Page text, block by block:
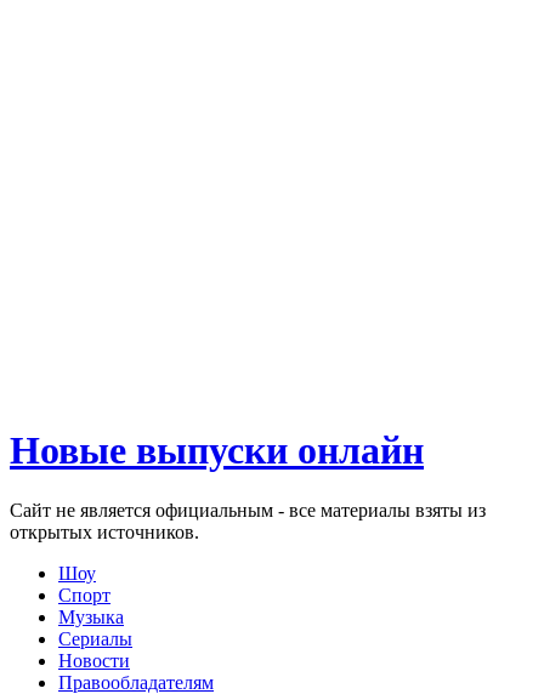
Новые выпуски онлайн
Сайт не является официальным - все материалы взяты из
открытых источников.
Шоу
Спорт
Музыка
Сериалы
Новости
Правообладателям